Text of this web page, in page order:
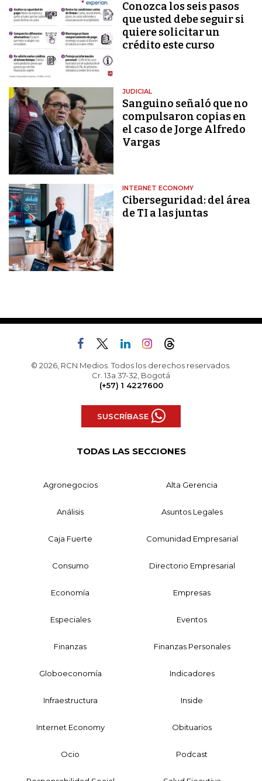
Conozca los seis pasos
que usted debe seguir si
quiere solicitar un
crédito este curso
JUDICIAL
Sanguino señaló que no
compulsaron copias en
el caso de Jorge Alfredo
Vargas
INTERNET ECONOMY
Ciberseguridad: del área
de TI a las juntas
© 2026, RCN Medios. Todos los derechos reservados.
Cr. 13a 37-32, Bogotá
(+57) 1 4227600
SUSCRÍBASE
TODAS LAS SECCIONES
Agronegocios Alta Gerencia
Análisis Asuntos Legales
Caja Fuerte Comunidad Empresarial
Consumo Directorio Empresarial
Economía Empresas
Especiales Eventos
Finanzas Finanzas Personales
Globoeconomía Indicadores
Infraestructura Inside
Internet Economy Obituarios
Ocio Podcast